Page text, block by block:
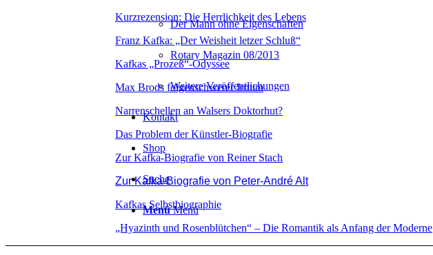
Der Mann ohne Eigenschaften
Rotary Magazin 08/2013
Weitere Veröffentlichungen
Kontakt
Shop
Suche
Menü Menü
Kurzrezension: Die Herrlichkeit des Lebens
Franz Kafka: „Der Weisheit letzer Schluß“
Kafkas „Prozeß“-Odyssee
Max Brods folgenschwerer Irrtum
Narrenschellen an Walsers Doktorhut?
Das Problem der Künstler-Biografie
Zur Kafka-Biografie von Reiner Stach
Zur Kafka-Biografie von Peter-André Alt
Kafkas Selbstbiographie
„Hyazinth und Rosenblütchen“ – Die Romantik als Anfang der Moderne